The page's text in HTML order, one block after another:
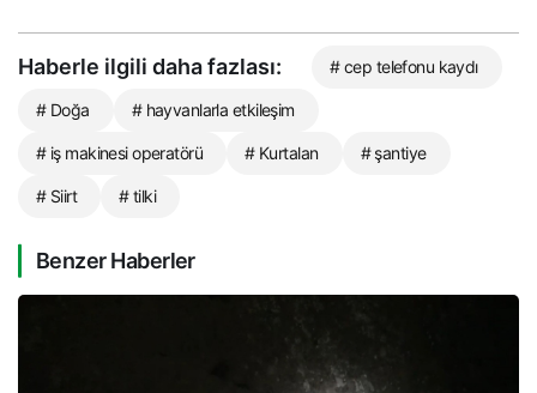
Haberle ilgili daha fazlası: # cep telefonu kaydı
# Doğa # hayvanlarla etkileşim
# iş makinesi operatörü # Kurtalan # şantiye
# Siirt # tilki
Benzer Haberler